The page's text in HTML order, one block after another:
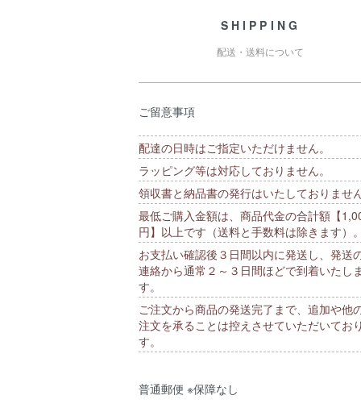
SHIPPING
配送・送料について
ご留意事項
配達の日時はご指定いただけません。
ラッピング等は対応しておりません。
領収書と納品書の発行はいたしておりません
最低ご購入金額は、商品代金の合計額【
円】以上です（送料と手数料は除きます）。
お支払い確認後３日間以内に発送し、発送
連絡から通常２～３日間ほどで到着いたしま
す。
ご注文から商品の発送完了まで、追加や他
注文を承ることは控えさせていただいてお
す。
普通郵便 ※保障なし